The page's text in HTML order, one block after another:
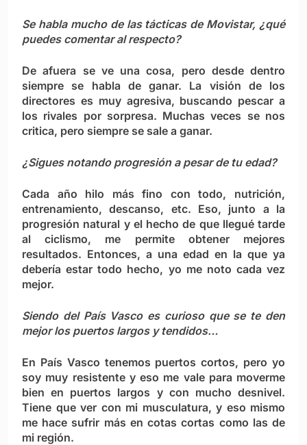
Se habla mucho de las tácticas de Movistar, ¿qué
puedes comentar al respecto?
De afuera se ve una cosa, pero desde dentro
siempre se habla de ganar. La visión de los
directores es muy agresiva, buscando pescar a
los rivales por sorpresa. Muchas veces se nos
critica, pero siempre se sale a ganar.
¿Sigues notando progresión a pesar de tu edad?
Cada año hilo más fino con todo, nutrición,
entrenamiento, descanso, etc. Eso, junto a la
progresión natural y el hecho de que llegué tarde
al ciclismo, me permite obtener mejores
resultados. Entonces, a una edad en la que ya
debería estar todo hecho, yo me noto cada vez
mejor.
Siendo del País Vasco es curioso que se te den
mejor los puertos largos y tendidos…
En País Vasco tenemos puertos cortos, pero yo
soy muy resistente y eso me vale para moverme
bien en puertos largos y con mucho desnivel.
Tiene que ver con mi musculatura, y eso mismo
me hace sufrir más en cotas cortas como las de
mi región.